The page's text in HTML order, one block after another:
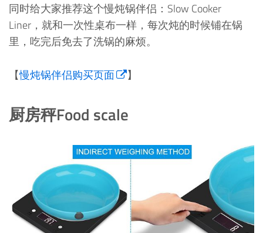
同时给大家推荐这个慢炖锅伴侣：Slow Cooker
Liner，就和一次性桌布一样，每次炖的时候铺在锅
里，吃完后免去了洗锅的麻烦。
【慢炖锅伴侣购买页面 】
厨房秤Food scale